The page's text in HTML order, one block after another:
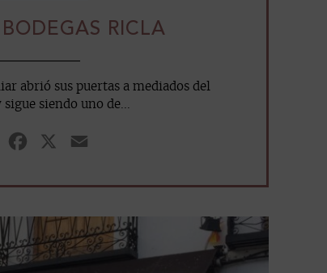
RICLA
abrió sus puertas a mediados del
siendo uno de...
WhatsAppFacebook